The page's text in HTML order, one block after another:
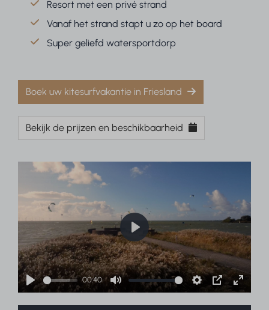
Resort met een privé strand
Vanaf het strand stapt u zo op het board
Super geliefd watersportdorp
Boek uw kitesurfvakantie in Friesland
Bekijk de prijzen en beschikbaarheid
Play
00:40
Mute Settings
PIP
Enter
Play